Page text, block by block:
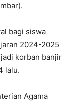
bagi siswa
2024-2025
korban banjir
lalu.
Agama